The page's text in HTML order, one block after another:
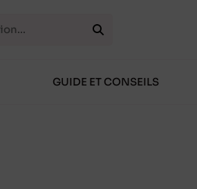
GUIDE ET CONSEILS